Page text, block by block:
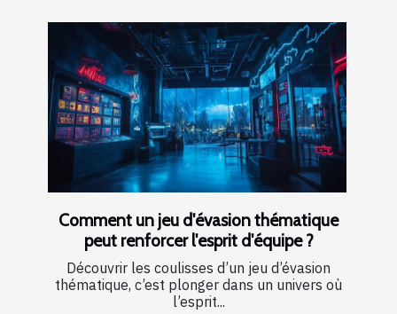
Comment un jeu d'évasion thématique
peut renforcer l'esprit d'équipe ?
Découvrir les coulisses d’un jeu d’évasion
thématique, c’est plonger dans un univers où
l’esprit...